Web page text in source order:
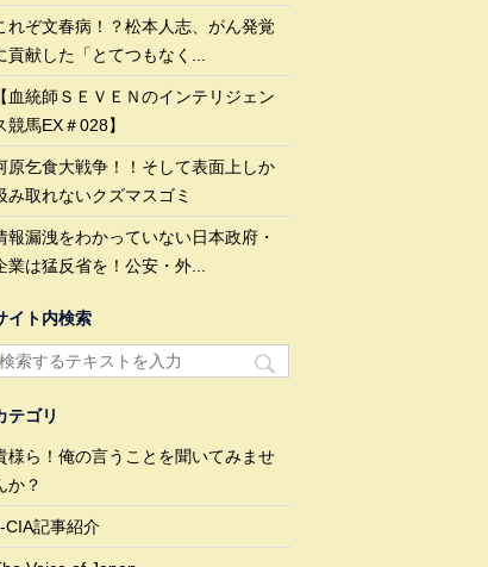
れぞ文春病！？松本人志、がん発覚
貢献した「とてつもなく...
【血統師ＳＥＶＥＮのインテリジェン
競馬EX＃028】
原乞食大戦争！！そして表面上しか
み取れないクズマスゴミ
報漏洩をわかっていない日本政府・
業は猛反省を！公安・外...
イト内検索
テゴリ
様ら！俺の言うことを聞いてみませ
か？
CIA記事紹介